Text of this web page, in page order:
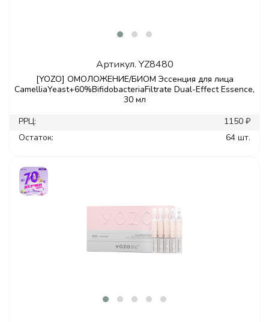
Артикул. YZ8480
[YOZO] ОМОЛОЖЕНИЕ/БИОМ Эссенция для лица
CamelliaYeast+60%BifidobacteriaFiltrate Dual-Effect Essence,
30 мл
РРЦ:
1150 ₽
Остаток:
64 шт.